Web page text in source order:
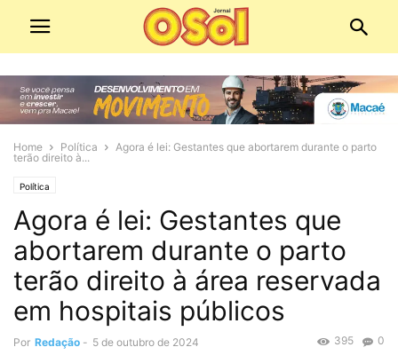
Home Política
Agora é lei: Gestantes que abortarem durante o parto
terão direito à...
Política
Agora é lei: Gestantes que
abortarem durante o parto
terão direito à área reservada
em hospitais públicos
Por Redação - 5 de outubro de 2024 0
395